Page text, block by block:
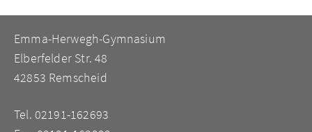
Emma-Herwegh-Gymnasium
Elberfelder Str. 48
42853 Remscheid
Tel. 02191-162693